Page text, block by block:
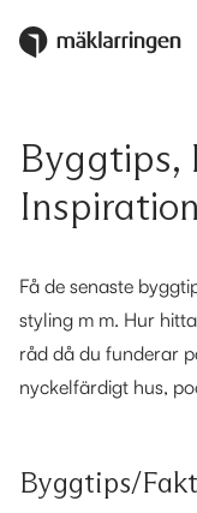
Byggtips,
Inspiration
Få de senaste
styling m m. Hur
råd då du funderar
nyckelfärdigt hus,
Byggtips/